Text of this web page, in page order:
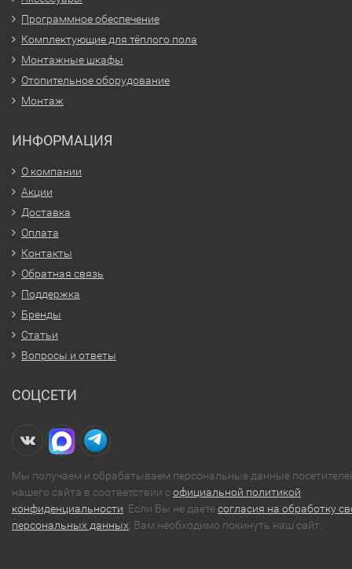
Программное обеспечение
Комплектующие для тёплого пола
Монтажные шкафы
Отопительное оборудование
Монтаж
ИНФОРМАЦИЯ
О компании
Акции
Доставка
Оплата
Контакты
Обратная связь
Поддержка
Бренды
Статьи
Вопросы и ответы
СОЦСЕТИ
Мы получаем и обрабатываем персональные данные
нашего сайта в соответствии софициальной политикой
конфиденциальности . Если Вы не даетесогласия на обработку
персональных данных , Вам необходимо покинуть наш сайт.